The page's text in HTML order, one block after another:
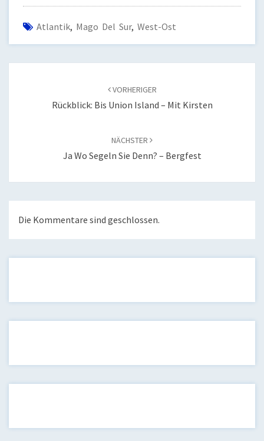
Atlantik, Mago Del Sur, West-Ost
VORHERIGER
Rückblick: Bis Union Island – Mit Kirsten
NÄCHSTER
Ja Wo Segeln Sie Denn? – Bergfest
Die Kommentare sind geschlossen.